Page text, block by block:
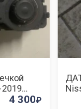
2019
4 300